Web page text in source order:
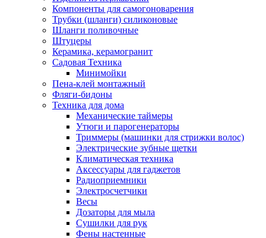
Компоненты для самогоноварения
Трубки (шланги) силиконовые
Шланги поливочные
Штуцеры
Керамика, керамогранит
Садовая Техника
Минимойки
Пена-клей монтажный
Фляги-бидоны
Техника для дома
Механические таймеры
Утюги и парогенераторы
Триммеры (машинки для стрижки волос)
Электрические зубные щетки
Климатическая техника
Аксессуары для гаджетов
Радиоприемники
Электросчетчики
Весы
Дозаторы для мыла
Сушилки для рук
Фены настенные